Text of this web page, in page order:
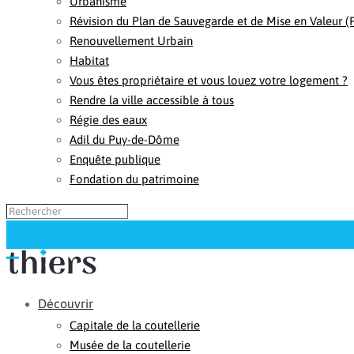
Révision du Plan de Sauvegarde et de Mise en Valeur
Renouvellement Urbain
Habitat
Vous êtes propriétaire et vous louez votre logement ?
Rendre la ville accessible à tous
Régie des eaux
Adil du Puy-de-Dôme
Enquête publique
Fondation du patrimoine
Découvrir
Capitale de la coutellerie
Musée de la coutellerie